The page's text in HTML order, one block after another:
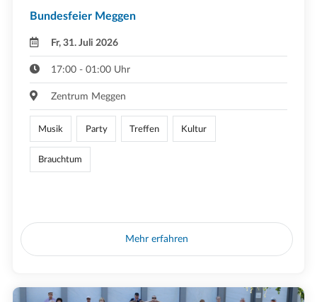
Bundesfeier Meggen
Fr, 31. Juli 2026
17:00 - 01:00 Uhr
Zentrum Meggen
Musik Party Treffen Kultur
Brauchtum
Mehr erfahren